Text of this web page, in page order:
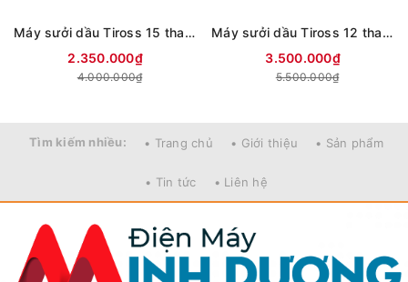
Máy sưởi dầu Tiross 15 thanh TS9219
2.350.000₫
4.000.000₫
Máy sưởi dầu Tiross 12 thanh TS9218
3.500.000₫
5.500.000₫
Tìm kiếm nhiều: • Trang chủ • Giới thiệu • Sản phẩm
• Tin tức • Liên hệ